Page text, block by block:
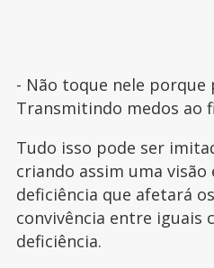
- Não toque nele porque
Transmitindo medos ao
Tudo isso pode ser
criando assim uma visão
deficiência que afetará
convivência entre iguais
deficiência.